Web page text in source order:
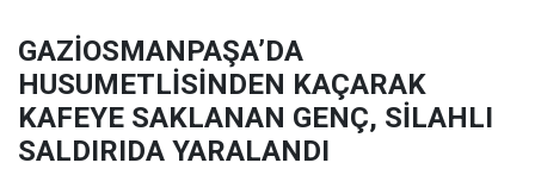
GAZİOSMANPAŞA’DA
HUSUMETLİSİNDEN KAÇARAK
KAFEYE SAKLANAN GENÇ, SİLAHLI
SALDIRIDA YARALANDI